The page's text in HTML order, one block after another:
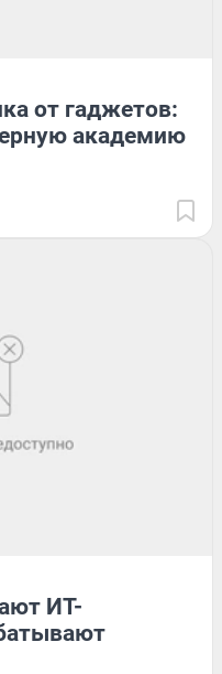
от гаджетов:
академию
ИТ-